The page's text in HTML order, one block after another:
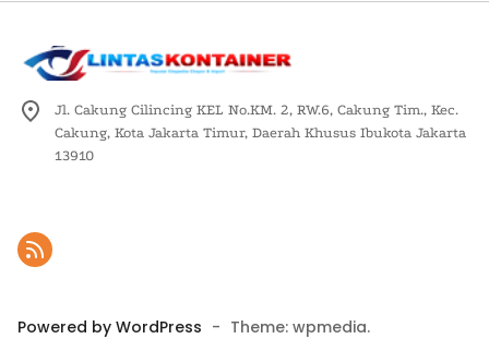
Jl. Cakung Cilincing KEL No.KM. 2, RW.6, Cakung Tim., Kec.
Cakung, Kota Jakarta Timur, Daerah Khusus Ibukota Jakarta
13910
Powered by WordPress - Theme: wpmedia.